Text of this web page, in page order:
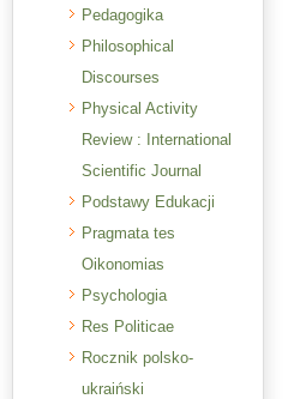
Pedagogika
Philosophical
Discourses
Physical Activity
Review : International
Scientific Journal
Podstawy Edukacji
Pragmata tes
Oikonomias
Psychologia
Res Politicae
Rocznik polsko-
ukraiński